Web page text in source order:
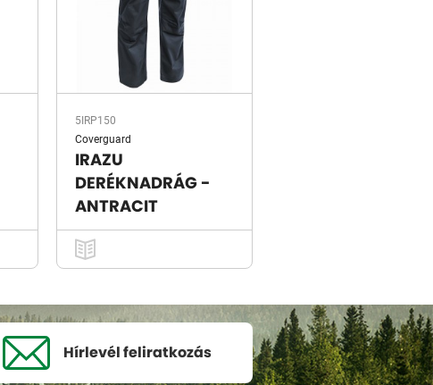
5IRP150
Coverguard
IRAZU
DERÉKNADRÁG -
ANTRACIT
Hírlevél feliratkozás